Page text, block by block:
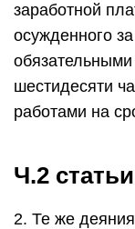
заработной
осужденного
шестидесяти
работами на
Ч.2
2. Те же